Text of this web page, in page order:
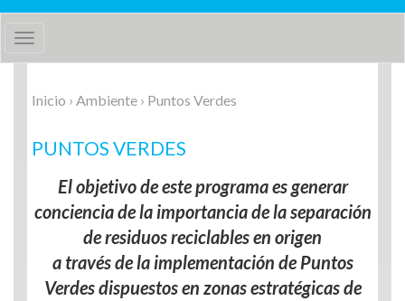
Toggle
Inicio › Ambiente › Puntos Verdes
PUNTOS VERDES
El objetivo de este programa es generar
conciencia de la importancia de la separación
de residuos reciclables en origen
a través de la implementación de Puntos
Verdes dispuestos en zonas estratégicas de